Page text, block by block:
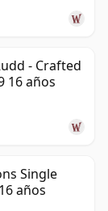
- Crafted
16 años
Single
años